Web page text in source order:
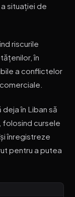
situației de
riscurile
în
a conflictelor
în Liban să
folosind cursele
înregistreze
pentru a putea